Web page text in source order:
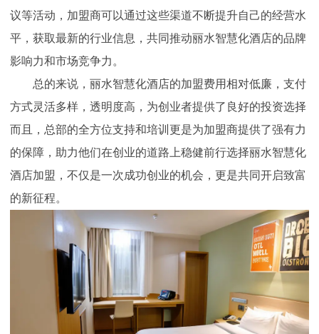
议等活动，加盟商可以通过这些渠道不断提升自己的经营水
平，获取最新的行业信息，共同推动丽水智慧化酒店的品牌
影响力和市场竞争力。
总的来说，丽水智慧化酒店的加盟费用相对低廉，支付
方式灵活多样，透明度高，为创业者提供了良好的投资选择
而且，总部的全方位支持和培训更是为加盟商提供了强有力
的保障，助力他们在创业的道路上稳健前行选择丽水智慧化
酒店加盟，不仅是一次成功创业的机会，更是共同开启致富
的新征程。